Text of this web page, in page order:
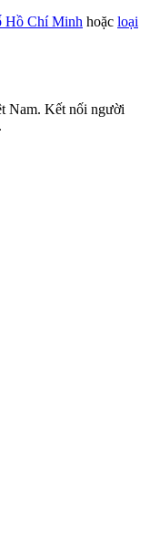
Hồ Chí Minh hoặc loại
Nam. Kết nối người